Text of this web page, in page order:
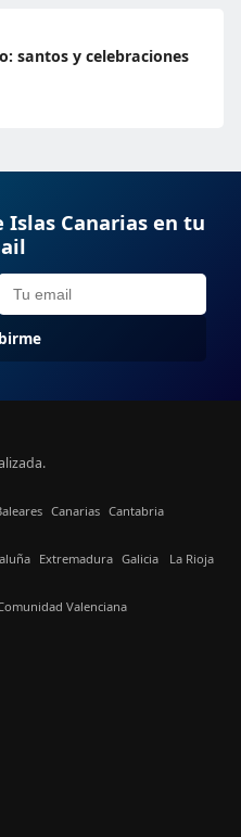
santos y celebraciones
Islas Canarias en tu
Canarias Cantabria
Extremadura Galicia La Rioja
Valenciana